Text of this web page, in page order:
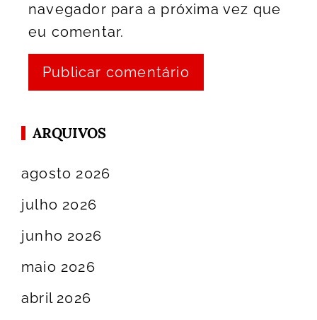
navegador para a próxima vez que
eu comentar.
ARQUIVOS
agosto 2026
julho 2026
junho 2026
maio 2026
abril 2026